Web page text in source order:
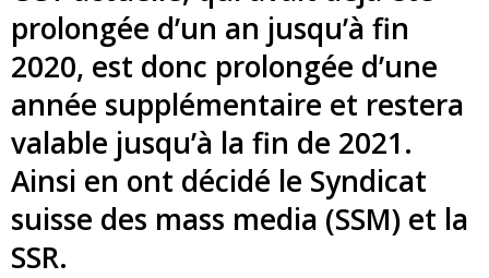
prolongée d’un an jusqu’à fin
2020, est donc prolongée d’une
année supplémentaire et restera
valable jusqu’à la fin de 2021.
Ainsi en ont décidé le Syndicat
suisse des mass media (SSM) et la
SSR.